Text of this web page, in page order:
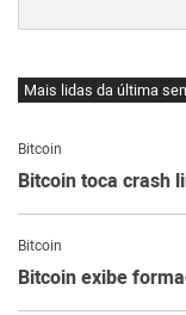
Mais lidas da última
Bitcoin
Bitcoin toca crash
Bitcoin
Bitcoin exibe